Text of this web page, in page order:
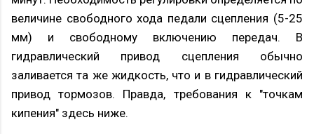
величине свободного хода педали сцепления (5-25
мм) и свободному включению передач. В
гидравлический привод сцепления обычно
заливается та же жидкость, что и в гидравлический
привод тормозов. Правда, требования к "точкам
кипения" здесь ниже.